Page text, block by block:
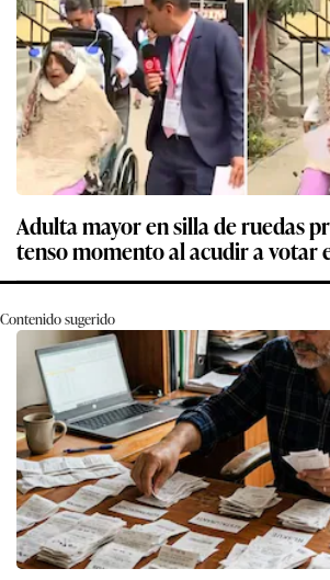
Adulta mayor en silla de ruedas
tenso momento al acudir a votar
Contenido sugerido